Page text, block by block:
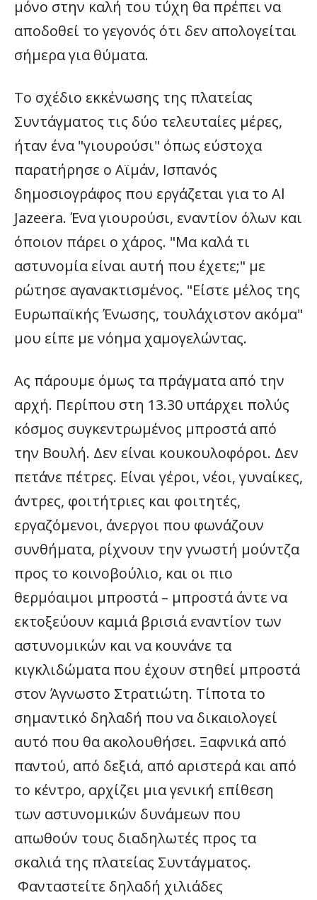
μόνο στην καλή του τύχη θα πρέπει να
αποδοθεί το γεγονός ότι δεν απολογείται
σήμερα για θύματα.
Το σχέδιο εκκένωσης της πλατείας
Συντάγματος τις δύο τελευταίες μέρες,
ήταν ένα "γιουρούσι" όπως εύστοχα
παρατήρησε ο Αϊμάν, Ισπανός
δημοσιογράφος που εργάζεται για το Al
Jazeera. Ένα γιουρούσι, εναντίον όλων και
όποιον πάρει ο χάρος. "Μα καλά τι
αστυνομία είναι αυτή που έχετε;" με
ρώτησε αγανακτισμένος. "Είστε μέλος της
Ευρωπαϊκής Ένωσης, τουλάχιστον ακόμα"
μου είπε με νόημα χαμογελώντας.
Ας πάρουμε όμως τα πράγματα από την
αρχή. Περίπου στη 13.30 υπάρχει πολύς
κόσμος συγκεντρωμένος μπροστά από
την Βουλή. Δεν είναι κουκουλοφόροι. Δεν
πετάνε πέτρες. Είναι γέροι, νέοι, γυναίκες,
άντρες, φοιτήτριες και φοιτητές,
εργαζόμενοι, άνεργοι που φωνάζουν
συνθήματα, ρίχνουν την γνωστή μούντζα
προς το κοινοβούλιο, και οι πιο
θερμόαιμοι μπροστά – μπροστά άντε να
εκτοξεύουν καμιά βρισιά εναντίον των
αστυνομικών και να κουνάνε τα
κιγκλιδώματα που έχουν στηθεί μπροστά
στον Άγνωστο Στρατιώτη. Τίποτα το
σημαντικό δηλαδή που να δικαιολογεί
αυτό που θα ακολουθήσει. Ξαφνικά από
παντού, από δεξιά, από αριστερά και από
το κέντρο, αρχίζει μια γενική επίθεση
των αστυνομικών δυνάμεων που
απωθούν τους διαδηλωτές προς τα
σκαλιά της πλατείας Συντάγματος.
Φανταστείτε δηλαδή χιλιάδες